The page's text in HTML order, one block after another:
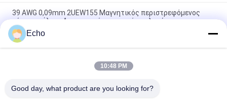
39 AWG 0,09mm 2UEW155 Μαγνητικός περιστρεφόμενος
σύρμα σμάλτου Απομονωμένος αγωγός χαλκού
ντυμένο καλώδιο χαλκού 0.011mm 2UEW155 σμάλτο για το
τύλιγμα μηχανών
Ruiyuan Super Thin Winding Coils Εναλισμένο Χαλκό Wire
Echo
10:48 PM
Good day, what product are you looking for?